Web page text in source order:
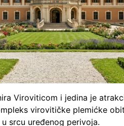
Viroviticom i jedina je
virovitičke plemićke
srcu uređenog perivoja.